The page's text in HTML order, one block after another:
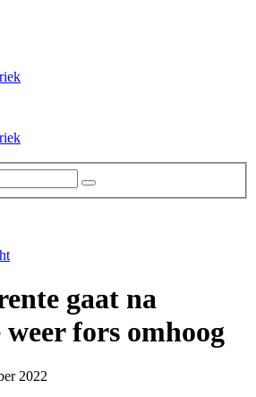
gaat na
fors omhoog
2022